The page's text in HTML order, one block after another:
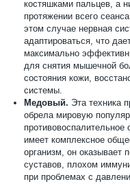
костяшками пальцев, а
протяжении всего
этом случае нервная
адаптироваться, что
максимально
для снятия мышечной
состояния кожи,
системы.
Медовый. Эта техника
обрела мировую
имеет комплексное
организм, он оказывает
суставов, плохом
при проблемах с